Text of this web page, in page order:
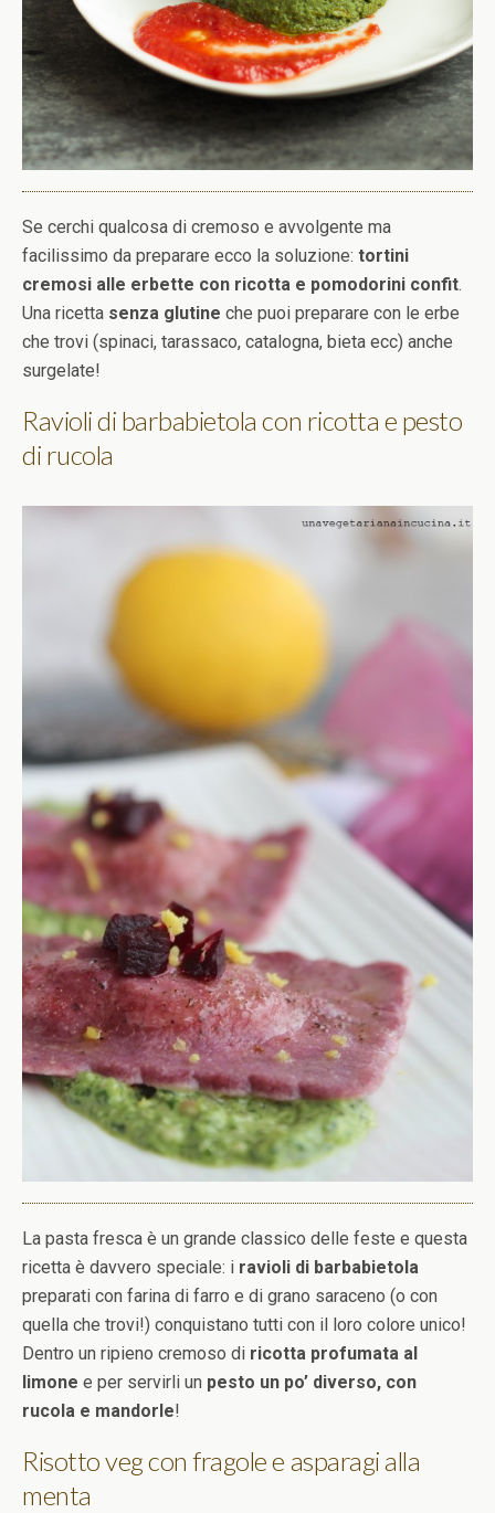
Se cerchi qualcosa di cremoso e avvolgente ma
facilissimo da preparare ecco la soluzione: tortini
cremosi alle erbette con ricotta e pomodorini confit.
Una ricetta senza glutine che puoi preparare con le erbe
che trovi (spinaci, tarassaco, catalogna, bieta ecc) anche
surgelate!
Ravioli di barbabietola con ricotta e pesto
di rucola
La pasta fresca è un grande classico delle feste e questa
ricetta è davvero speciale: i ravioli di barbabietola
preparati con farina di farro e di grano saraceno (o con
quella che trovi!) conquistano tutti con il loro colore unico!
Dentro un ripieno cremoso di ricotta profumata al
limone e per servirli un pesto un po’ diverso, con
rucola e mandorle!
Risotto veg con fragole e asparagi alla
menta